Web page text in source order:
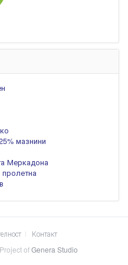
мазнини
Меркадона
Контакт
ofGenera Studio